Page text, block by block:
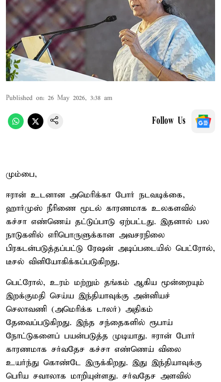
Published on: 26 May 2026, 3:38 am
Follow Us
மும்பை,
ஈரான் உடனான அமெரிக்கா போர் நடவடிக்கை,
ஹார்முஸ் நீரிணை மூடல் காரணமாக உலகளவில்
கச்சா எண்ணெய் தட்டுப்பாடு ஏற்பட்டது. இதனால் பல
நாடுகளில் எரிபொருளுக்கான அவசரநிலை
பிரகடன்படுத்தப்பட்டு ரேஷன் அடிப்படையில் பெட்ரோல்,
டீசல் வினியோகிக்கப்படுகிறது.
பெட்ரோல், உரம் மற்றும் தங்கம் ஆகிய மூன்றையும்
இறக்குமதி செய்ய இந்தியாவுக்கு அன்னியச்
செலாவணி (அமெரிக்க டாலர்) அதிகம்
தேவைப்படுகிறது. இந்த சந்தைகளில் ரூபாய்
நோட்டுகளைப் பயன்படுத்த முடியாது. ஈரான் போர்
காரணமாக சர்வதேச கச்சா எண்ணெய் விலை
உயர்ந்து கொண்டே இருக்கிறது. இது இந்தியாவுக்கு
பெரிய சவாலாக மாறியுள்ளது. சர்வதேச அளவில்